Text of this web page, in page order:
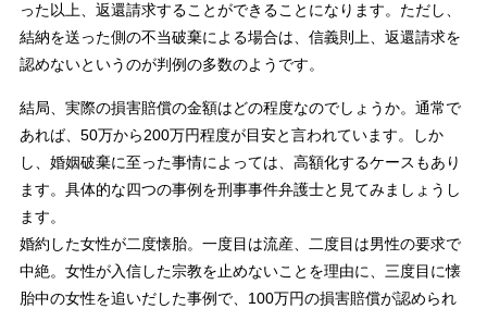
った以上、返還請求することができることになります。ただし、
結納を送った側の不当破棄による場合は、信義則上、返還請求を
認めないというのが判例の多数のようです。
結局、実際の損害賠償の金額はどの程度なのでしょうか。通常で
あれば、50万から200万円程度が目安と言われています。しか
し、婚姻破棄に至った事情によっては、高額化するケースもあり
ます。具体的な四つの事例を刑事事件弁護士と見てみましょうし
ます。
婚約した女性が二度懐胎。一度目は流産、二度目は男性の要求で
中絶。女性が入信した宗教を止めないことを理由に、三度目に懐
胎中の女性を追いだした事例で、100万円の損害賠償が認められ